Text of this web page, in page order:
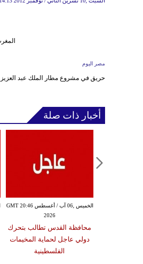
مصر اليوم
حريق في مشروع مطار الملك عبد العزيز
أخبار ذات صلة
الخميس ,06 آب / أغسطس GMT 20:46
2026
محافظة القدس تطالب بتحرك
دولي عاجل لحماية المخيمات
الفلسطينية